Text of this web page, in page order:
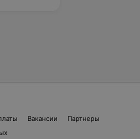
Вакансии
Партнеры